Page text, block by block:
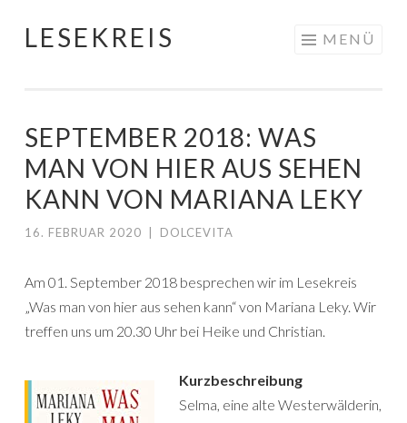
Springe
LESEKREIS MENÜ
SEPTEMBER 2018: WAS
MAN VON HIER AUS SEHEN
KANN VON MARIANA LEKY
16. FEBRUAR 2020 DOLCEVITA
Am 01. September 2018 besprechen wir im Lesekreis
„Was man von hier aus sehen kann“ von Mariana Leky. Wir
treffen uns um 20.30 Uhr bei Heike und Christian.
Kurzbeschreibung
Selma, eine alte Westerwälderin,